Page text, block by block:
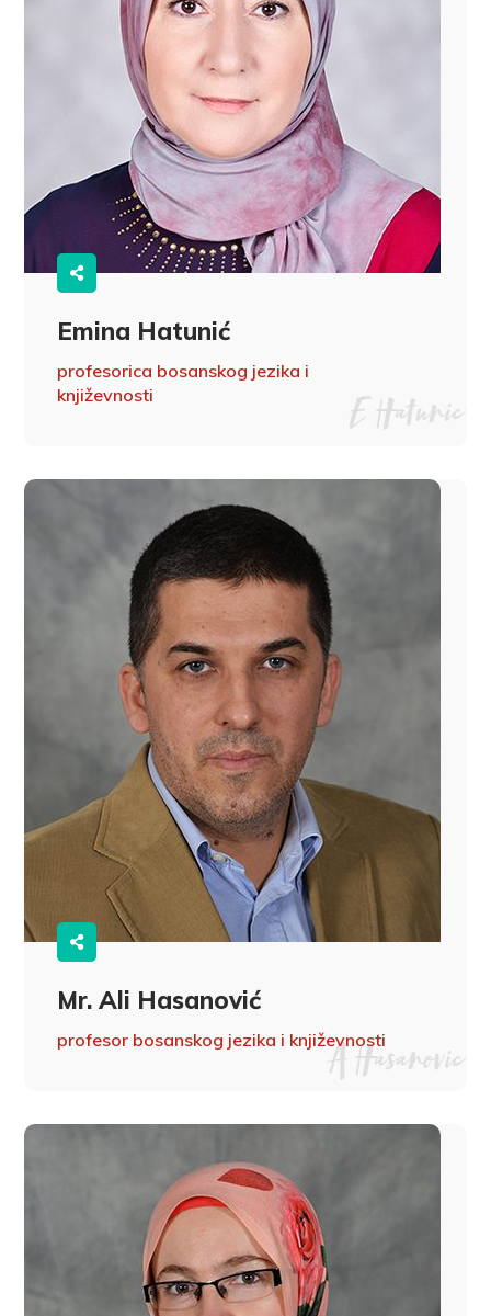
Emina Hatunić
profesorica bosanskog jezika i
književnosti
Mr. Ali Hasanović
profesor bosanskog jezika i književnosti